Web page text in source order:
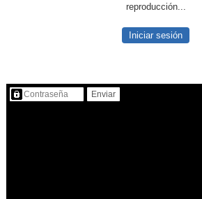
reproducción...
Iniciar sesión
Contenido protegido…